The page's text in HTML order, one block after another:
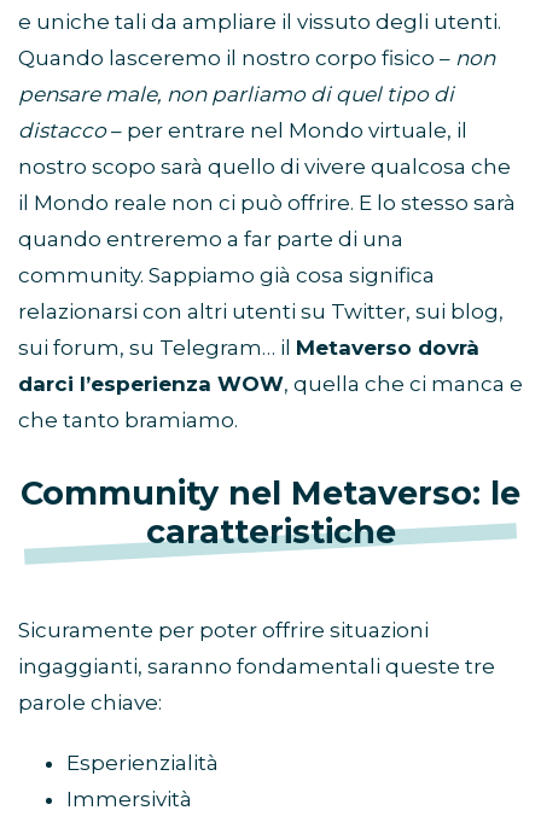
e uniche tali da ampliare il vissuto degli utenti.
Quando lasceremo il nostro corpo fisico – non
pensare male, non parliamo di quel tipo di
distacco– per entrare nel Mondo virtuale, il
nostro scopo sarà quello di vivere qualcosa che
il Mondo reale non ci può offrire. E lo stesso sarà
quando entreremo a far parte di una
community. Sappiamo già cosa significa
relazionarsi con altri utenti su Twitter, sui blog,
sui forum, su Telegram… il Metaverso dovrà
darci l’esperienza WOW, quella che ci manca e
che tanto bramiamo.
Community nel Metaverso: le
caratteristiche
Sicuramente per poter offrire situazioni
ingaggianti, saranno fondamentali queste tre
parole chiave:
Esperienzialità
Immersività